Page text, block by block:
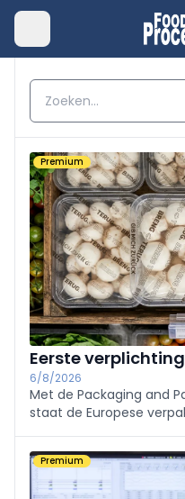
Premium
Eerste
6/8/2026
Met de Packaging and
staat de Europese
eerste verplichtingen
werden, wachten
verduidelijkingen.
Premium